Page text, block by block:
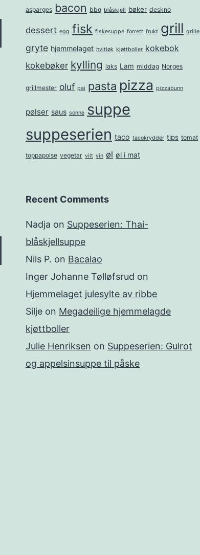
asparges bacon bbq blåskjell bøker deskno
dessert egg fisk fiskesuppe forrett frukt grill grille
gryte hjemmelaget hvitløk kjøttboller kokebok
kokebøker kylling laks Lam middag Norges
grillmester oluf pai pasta pizza pizzabunn
pølser saus sonne suppe
suppeserien taco tacokrydder tips tomat
toppapolse vegetar vilt vin øl øl i mat
Recent Comments
Nadja on Suppeserien: Thai-
blåskjellsuppe
Nils P. on Bacalao
Inger Johanne Tølløfsrud on
Hjemmelaget julesylte av ribbe
Silje on Megadeilige hjemmelagde
kjøttboller
Julie Henriksen on Suppeserien: Gulrot
og appelsinsuppe til påske